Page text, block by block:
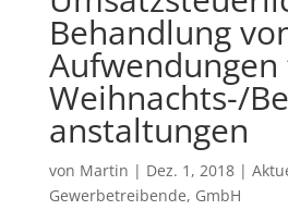
Behandlung
Weihnachts-/
anstaltungen
von Martin | Dez. 1, 2018|
Gewerbetreibende, GmbH